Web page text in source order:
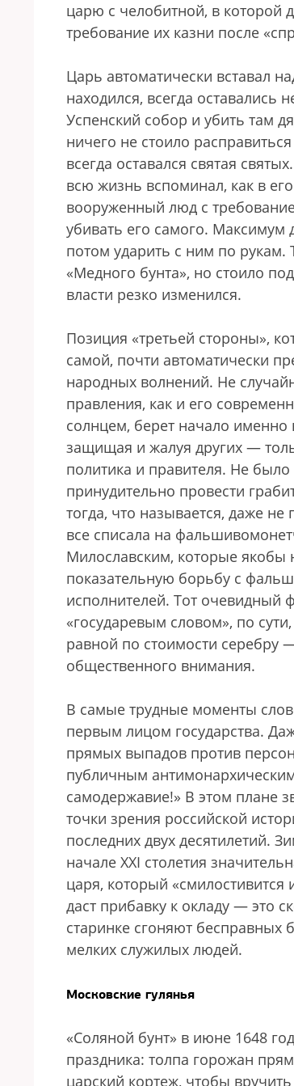
царю с челобитной, в которой
требование их казни после
Царь автоматически вставал
находился, всегда
Успенский собор и убить там
ничего не стоило
всегда оставался святая
всю жизнь вспоминал, как в
вооруженный люд с
убивать его самого. Максимум
потом ударить с ним по
«Медного бунта», но стоило
власти резко изменился.
Позиция «третьей стороны»,
самой, почти автоматически
народных волнений. Не
правления, как и его
солнцем, берет начало именно
защищая и жалуя других —
политика и правителя. Не
принудительно провести
тогда, что называется, даже
все списала на
Милославским, которые якобы
показательную борьбу с
исполнителей. Тот очевидный
«государевым словом», по
равной по стоимости серебру
общественного внимания.
В самые трудные моменты
первым лицом государства.
прямых выпадов против
публичным
самодержавие!» В этом плане
точки зрения российской
последних двух десятилетий.
начале XXI столетия
царя, который
даст прибавку к окладу — это
старинке сгоняют
мелких служилых людей.
Московские гулянья
«Соляной бунт» в июне 1648
праздника: толпа горожан
царский кортеж, чтобы